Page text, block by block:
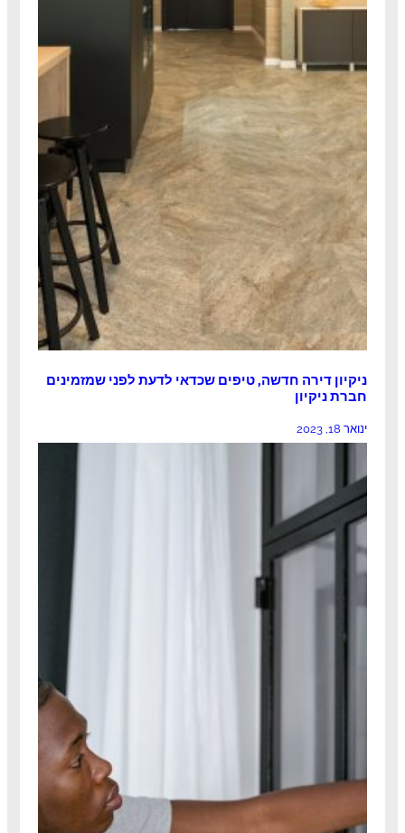
ניקיון דירה חדשה, טיפים שכדאי לדעת לפני שמזמינים
חברת ניקיון
ינואר 18, 2023